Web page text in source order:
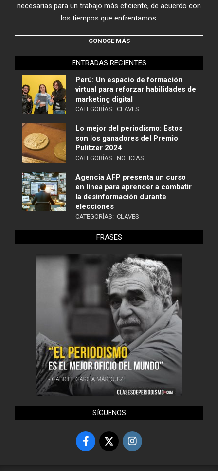
necesarias para un trabajo más eficiente, de acuerdo con
los tiempos que enfrentamos.
CONOCE MÁS
ENTRADAS RECIENTES
Perú: Un espacio de formación
virtual para reforzar habilidades de
marketing digital
CATEGORÍAS: CLAVES
Lo mejor del periodismo: Estos
son los ganadores del Premio
Pulitzer 2024
CATEGORÍAS: NOTICIAS
Agencia AFP presenta un curso
en línea para aprender a combatir
la desinformación durante
elecciones
CATEGORÍAS: CLAVES
FRASES
SÍGUENOS